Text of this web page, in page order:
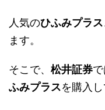
人気のひふみプラス
ます。
そこで、 松井証券で
ふみプラスを購入し